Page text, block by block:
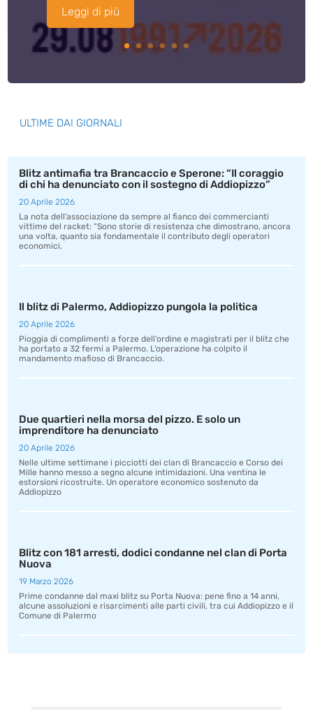
Leggi di più
ULTIME DAI GIORNALI
Blitz antimafia tra Brancaccio e Sperone: “Il coraggio
di chi ha denunciato con il sostegno di Addiopizzo”
20 Aprile 2026
La nota dell’associazione da sempre al fianco dei commercianti
vittime del racket: “Sono storie di resistenza che dimostrano, ancora
una volta, quanto sia fondamentale il contributo degli operatori
economici.
Il blitz di Palermo, Addiopizzo pungola la politica
20 Aprile 2026
Pioggia di complimenti a forze dell’ordine e magistrati per il blitz che
ha portato a 32 fermi a Palermo. L’operazione ha colpito il
mandamento mafioso di Brancaccio.
Due quartieri nella morsa del pizzo. E solo un
imprenditore ha denunciato
20 Aprile 2026
Nelle ultime settimane i picciotti dei clan di Brancaccio e Corso dei
Mille hanno messo a segno alcune intimidazioni. Una ventina le
estorsioni ricostruite. Un operatore economico sostenuto da
Addiopizzo
Blitz con 181 arresti, dodici condanne nel clan di Porta
Nuova
19 Marzo 2026
Prime condanne dal maxi blitz su Porta Nuova: pene fino a 14 anni,
alcune assoluzioni e risarcimenti alle parti civili, tra cui Addiopizzo e il
Comune di Palermo